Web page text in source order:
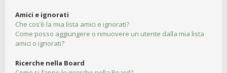
Amici e ignorati
Che cos’è la mia lista amici e ignorati?
Come posso aggiungere o rimuovere un utente dalla mia lista
amici o ignorati?
Ricerche nella Board